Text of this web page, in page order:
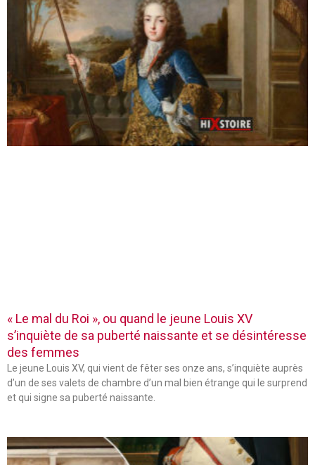
« Le mal du Roi », ou quand le jeune Louis XV
s’inquiète de sa puberté naissante et se désintéresse
des femmes
Le jeune Louis XV, qui vient de fêter ses onze ans, s’inquiète auprès
d’un de ses valets de chambre d’un mal bien étrange qui le surprend
et qui signe sa puberté naissante.